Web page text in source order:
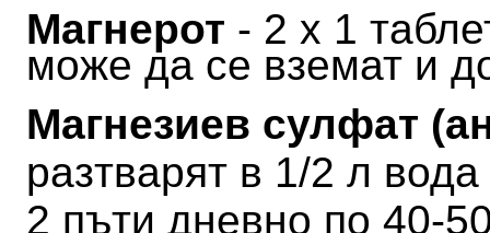
Магнерот - 2 х 1
може да се вземат и
Магнезиев сулфат
разтварят в 1/2 л
2 пъти дневно по 40-